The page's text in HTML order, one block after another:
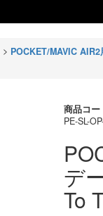
> POCKET/MAVIC
商品コー
PE-SL-
デ
To